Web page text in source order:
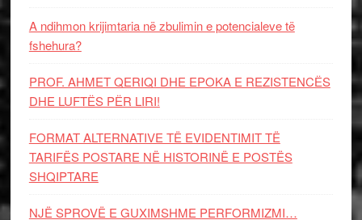
A ndihmon krijimtaria në zbulimin e potencialeve të
fshehura?
PROF. AHMET QERIQI DHE EPOKA E REZISTENCЁS
DHE LUFTЁS PЁR LIRI!
FORMAT ALTERNATIVE TË EVIDENTIMIT TË
TARIFËS POSTARE NË HISTORINË E POSTËS
SHQIPTARE
NJË SPROVË E GUXIMSHME PERFORMIZMI…